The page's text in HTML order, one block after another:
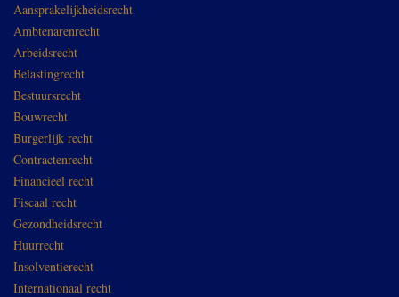
Aansprakelijkheidsrecht
Ambtenarenrecht
Arbeidsrecht
Belastingrecht
Bestuursrecht
Bouwrecht
Burgerlijk recht
Contractenrecht
Financieel recht
Fiscaal recht
Gezondheidsrecht
Huurrecht
Insolventierecht
Internationaal recht